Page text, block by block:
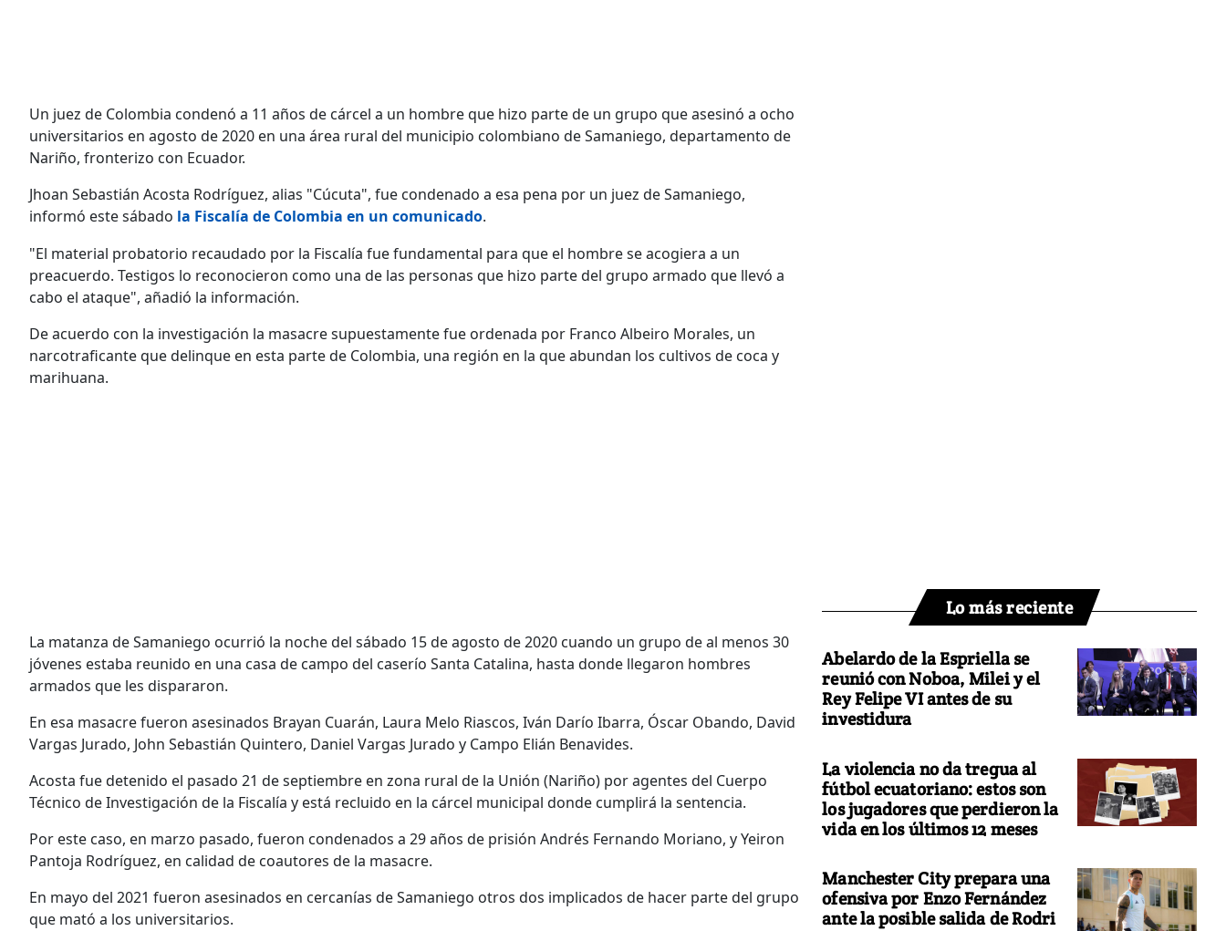
Un juez de Colombia condenó a 11 años de cárcel a un hombre que hizo parte de un grupo que asesinó a ocho
universitarios en agosto de 2020 en una área rural del municipio colombiano de Samaniego, departamento de
Nariño, fronterizo con Ecuador.
Jhoan Sebastián Acosta Rodríguez, alias "Cúcuta", fue condenado a esa pena por un juez de Samaniego,
informó este sábado la Fiscalía de Colombia en un comunicado.
"El material probatorio recaudado por la Fiscalía fue fundamental para que el hombre se acogiera a un
preacuerdo. Testigos lo reconocieron como una de las personas que hizo parte del grupo armado que llevó a
cabo el ataque", añadió la información.
De acuerdo con la investigación la masacre supuestamente fue ordenada por Franco Albeiro Morales, un
narcotraficante que delinque en esta parte de Colombia, una región en la que abundan los cultivos de coca y
marihuana.
La matanza de Samaniego ocurrió la noche del sábado 15 de agosto de 2020 cuando un grupo de al menos 30
jóvenes estaba reunido en una casa de campo del caserío Santa Catalina, hasta donde llegaron hombres
armados que les dispararon.
En esa masacre fueron asesinados Brayan Cuarán, Laura Melo Riascos, Iván Darío Ibarra, Óscar Obando, David
Vargas Jurado, John Sebastián Quintero, Daniel Vargas Jurado y Campo Elián Benavides.
Acosta fue detenido el pasado 21 de septiembre en zona rural de la Unión (Nariño) por agentes del Cuerpo
Técnico de Investigación de la Fiscalía y está recluido en la cárcel municipal donde cumplirá la sentencia.
Por este caso, en marzo pasado, fueron condenados a 29 años de prisión Andrés Fernando Moriano, y Yeiron
Pantoja Rodríguez, en calidad de coautores de la masacre.
En mayo del 2021 fueron asesinados en cercanías de Samaniego otros dos implicados de hacer parte del grupo
que mató a los universitarios.
Lo más reciente
Abelardo de la Espriella se
reunió con Noboa, Milei y el
Rey Felipe VI antes de su
investidura
La violencia no da tregua al
fútbol ecuatoriano: estos son
los jugadores que perdieron la
vida en los últimos 12 meses
Manchester City prepara una
ofensiva por Enzo Fernández
ante la posible salida de Rodri